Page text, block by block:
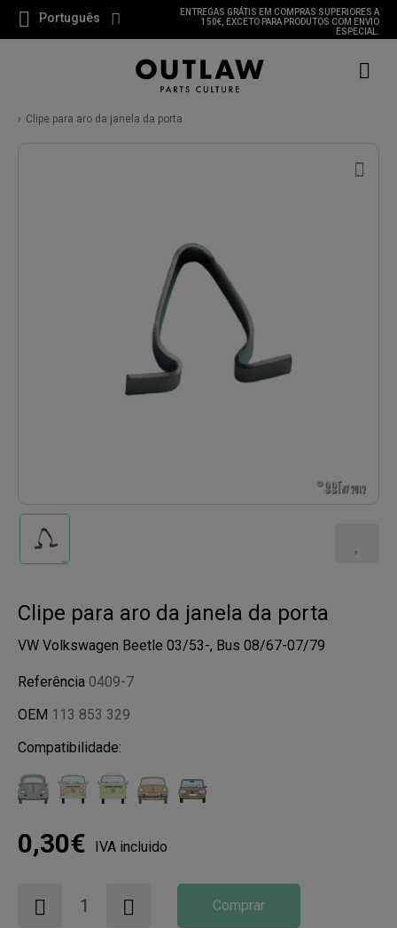
Português
ENTREGAS GRÁTIS EM COMPRAS SUPERIORES A
150€, EXCETO PARA PRODUTOS COM ENVIO
ESPECIAL.
Clipe para aro da janela da porta
Clipe para aro da janela da porta
VW Volkswagen Beetle 03/53-, Bus 08/67-07/79
Referência 0409-7
OEM 113 853 329
Compatibilidade:
0,30€ IVA incluido
Comprar